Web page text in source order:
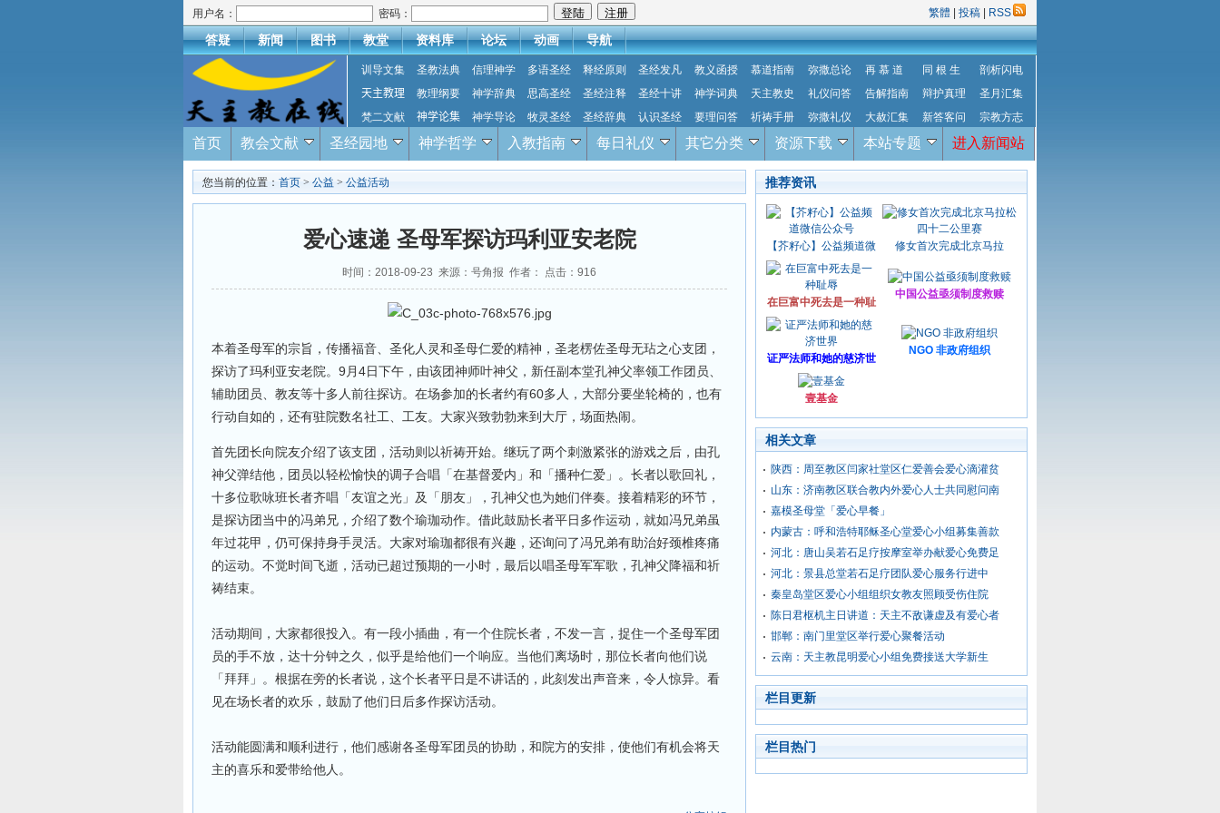
用户名： 密码： 繁體 投稿 RSS
答疑 新闻 图书 教堂 资料库 论坛 动画 导航
训导文集 圣教法典 信理神学 多语圣经 释经原则 圣经发凡 教义函授 慕道指南 弥撒总论 再 慕 道 同 根 生
剖析闪电
天主教理
教理纲要 神学辞典 思高圣经 圣经注释 圣经十讲 神学词典 天主教史 礼仪问答 告解指南 辩护真理
圣月汇集
梵二文献
神学论集 神学导论 牧灵圣经 圣经辞典 认识圣经 要理问答 祈祷手册 弥撒礼仪 大赦汇集 新答客问 宗教方志
首页 教会文献 圣经园地 神学哲学 入教指南 每日礼仪 其它分类 资源下载 本站专题 进入新闻站
您当前的位置： 首页 > 公益 > 公益活动
爱心速递 圣母军探访玛利亚安老院
时间：2018-09-23 来源：号角报 作者： 点击： 916
本着圣母军的宗旨，传播福音、圣化人灵和圣母仁爱的精神，圣老楞佐圣母无玷之心支团，
探访了玛利亚安老院。9月4日下午，由该团神师叶神父，新任副本堂孔神父率领工作团员、
辅助团员、教友等十多人前往探访。在场参加的长者约有60多人，大部分要坐轮椅的，也有
行动自如的，还有驻院数名社工、工友。大家兴致勃勃来到大厅，场面热闹。
首先团长向院友介绍了该支团，活动则以祈祷开始。继玩了两个刺激紧张的游戏之后，由孔
神父弹结他，团员以轻松愉快的调子合唱「在基督爱内」和「播种仁爱」。长者以歌回礼，
十多位歌咏班长者齐唱「友谊之光」及「朋友」，孔神父也为她们伴奏。接着精彩的环节，
是探访团当中的冯弟兄，介绍了数个瑜珈动作。借此鼓励长者平日多作运动，就如冯兄弟虽
年过花甲，仍可保持身手灵活。大家对瑜珈都很有兴趣，还询问了冯兄弟有助治好颈椎疼痛
的运动。不觉时间飞逝，活动已超过预期的一小时，最后以唱圣母军军歌，孔神父降福和祈
祷结束。
活动期间，大家都很投入。有一段小插曲，有一个住院长者，不发一言，捉住一个圣母军团
员的手不放，达十分钟之久，似乎是给他们一个响应。当他们离场时，那位长者向他们说
「拜拜」。根据在旁的长者说，这个长者平日是不讲话的，此刻发出声音来，令人惊异。看
见在场长者的欢乐，鼓励了他们日后多作探访活动。
活动能圆满和顺利进行，他们感谢各圣母军团员的协助，和院方的安排，使他们有机会将天
主的喜乐和爱带给他人。
推荐资讯
【芥籽心】公益频道微 修女首次完成北京马拉
在巨富中死去是一种耻
中国公益亟须制度救赎
证严法师和她的慈济世
NGO 非政府组织
壹基金
相关文章
陕西：周至教区闫家社堂区仁爱善会爱心滴灌贫
山东：济南教区联合教内外爱心人士共同慰问南
嘉模圣母堂「爱心早餐」
内蒙古：呼和浩特耶稣圣心堂爱心小组募集善款
河北：唐山吴若石足疗按摩室举办献爱心免费足
河北：景县总堂若石足疗团队爱心服务行进中
秦皇岛堂区爱心小组组织女教友照顾受伤住院
陈日君枢机主日讲道：天主不敌谦虚及有爱心者
邯郸：南门里堂区举行爱心聚餐活动
云南：天主教昆明爱心小组免费接送大学新生
栏目更新
栏目热门